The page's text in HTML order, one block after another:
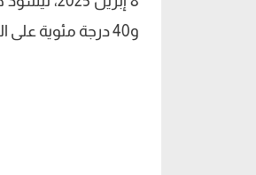
و40 درجة مئوية على التوالي، بينما تسجل 35 درجة على القاهرة والسواحل الشمالية.